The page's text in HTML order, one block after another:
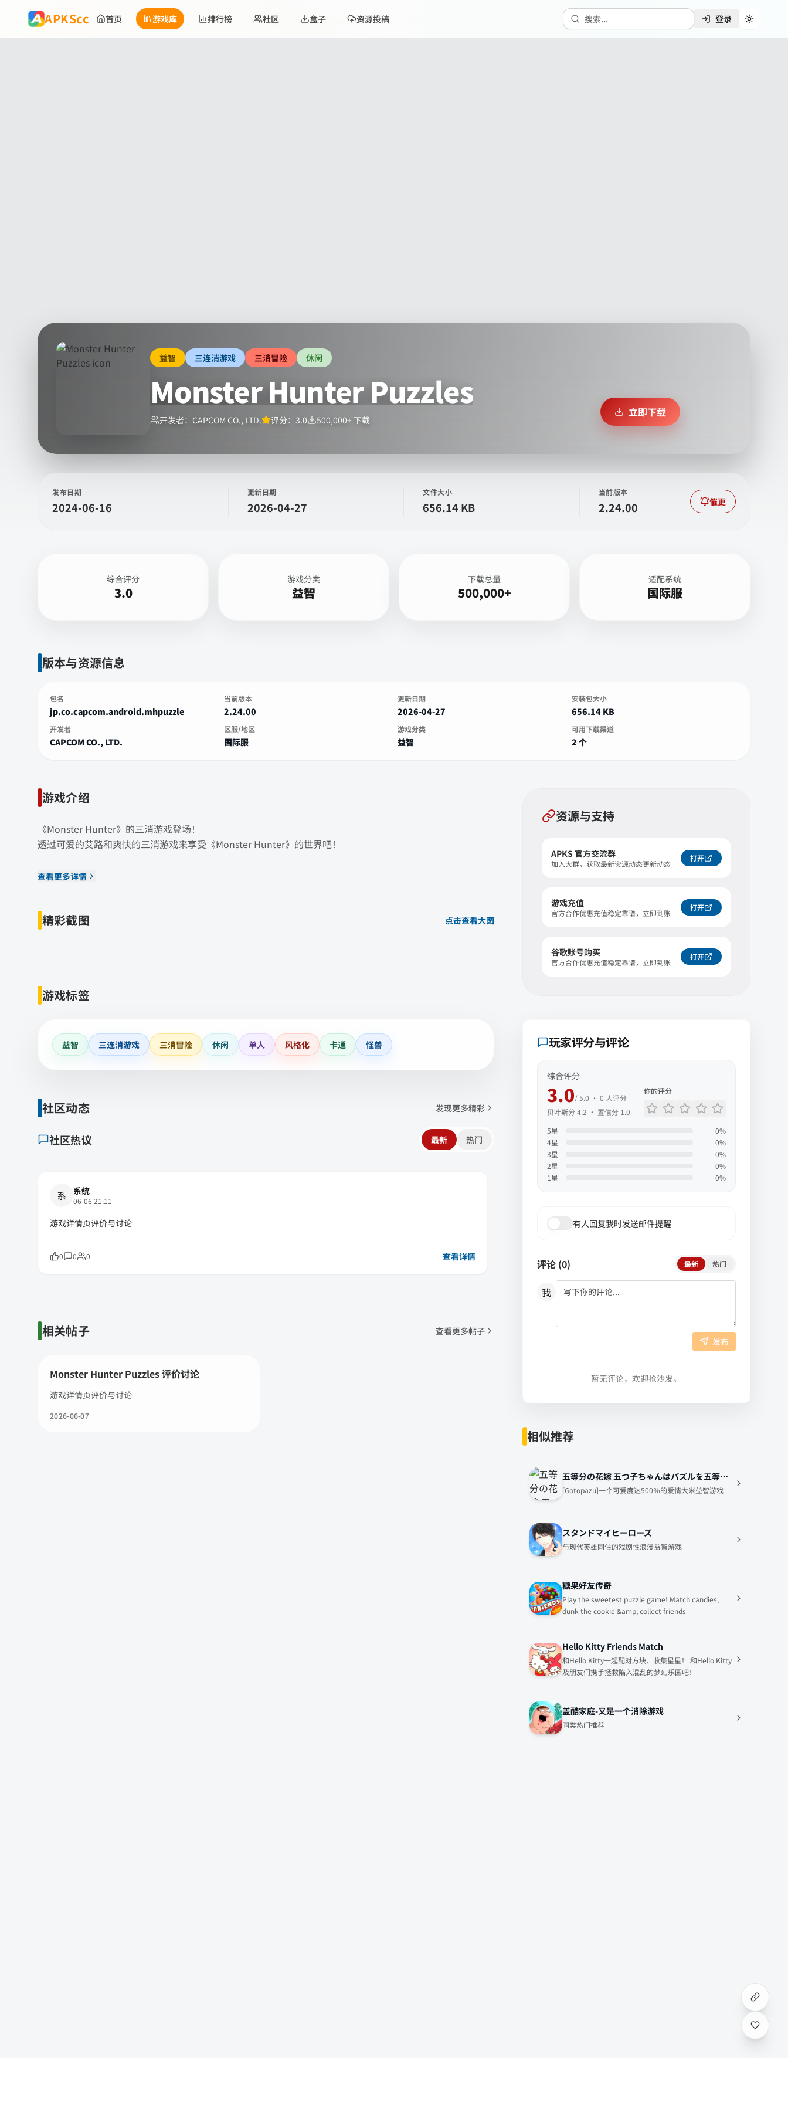
APKScc 首页 游戏库 排行榜 社区 盒子 资源投稿 搜索... 登录 切换主题
益智 三连消游戏 三消冒险 休闲
Monster Hunter Puzzles
开发者： CAPCOM CO., LTD. 评分： 3.0 500,000+ 下载
立即下载
发布日期
2024-06-16
更新日期
2026-04-27
文件大小
656.14 KB
当前版本
2.24.00 催更
综合评分
3.0
游戏分类
益智
下载总量
500,000+
适配系统
国际服
版本与资源信息
包名
jp.co.capcom.android.mhpuzzle
当前版本
2.24.00
更新日期
2026-04-27
安装包大小
656.14 KB
开发者
CAPCOM CO., LTD.
区服/地区
国际服
游戏分类
益智
可用下载渠道
2 个
游戏介绍
《Monster Hunter》的三消游戏登场！
透过可爱的艾路和爽快的三消游戏来享受《Monster Hunter》的世界吧！
查看更多详情
精彩截图 点击查看大图
游戏标签
益智 三连消游戏 三消冒险 休闲 单人 风格化 卡通 怪兽
社区动态 发现更多精彩
社区热议 最新 热门
系 系统
06-06 21:11
游戏详情页评价与讨论
0 0 0 查看详情
相关帖子 查看更多帖子
Monster Hunter Puzzles 评价讨论
游戏详情页评价与讨论
2026-06-07
资源与支持
APKS 官方交流群
加入大群，获取最新资源动态更新动态
打开
游戏充值
官方合作优惠充值稳定靠谱，立即到账
打开
谷歌账号购买
官方合作优惠充值稳定靠谱，立即到账
打开
玩家评分与评论
综合评分
3.0/ 5.0 · 0 人评分
贝叶斯分4.2 · 置信分 1.0
你的评分
5星 0%
4星 0%
3星 0%
2星 0%
1 星 0%
有人回复我时发送邮件提醒
评论 (0) 最新 热门
我
发布
暂无评论，欢迎抢沙发。
相似推荐
五等分の花嫁 五つ子ちゃんはパズルを五等分できない。ごとぱず
[Gotopazu]一个可爱度达500％的爱情大米益智游戏
スタンドマイヒーローズ
与现代英雄同住的戏剧性浪漫益智游戏
糖果好友传奇
Play the sweetest puzzle game! Match candies,
dunk the cookie &amp; collect friends
Hello Kitty Friends Match
和Hello Kitty一起配对方块、收集星星！ 和Hello Kitty
及朋友们携手拯救陷入混乱的梦幻乐园吧！
盖酷家庭-又是一个消除游戏
同类热门推荐